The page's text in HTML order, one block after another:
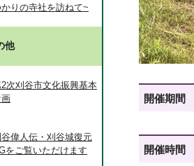
開催期間
開催時間
りの寺社を訪ねて~
他
次刈谷市文化振興基本
偉人伝・刈谷城復元
をご覧いただけます